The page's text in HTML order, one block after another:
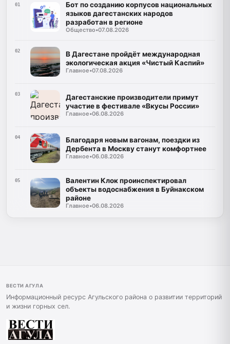
01
Бот по созданию корпусов национальных
языков дагестанских народов
разработан в регионе
Общество•07.08.2026
02
В Дагестане пройдёт международная
экологическая акция «Чистый Каспий»
Главное•07.08.2026
03
Дагестанские производители примут
участие в фестивале «Вкусы России»
Главное•06.08.2026
04
Благодаря новым вагонам, поездки из
Дербента в Москву станут комфортнее
Главное•06.08.2026
05
Валентин Клок проинспектировал
объекты водоснабжения в Буйнакском
районе
Главное•06.08.2026
ВЕСТИ АГУЛА
Информационный ресурс Агульского района о развитии территорий
и жизни горных сел.